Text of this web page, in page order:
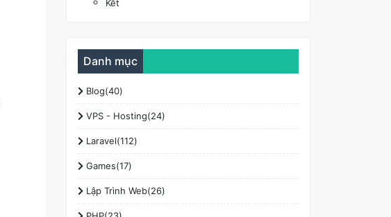
Kết
Danh mục
Blog(40)
VPS - Hosting(24)
Laravel(112)
Games(17)
Lập Trình Web(26)